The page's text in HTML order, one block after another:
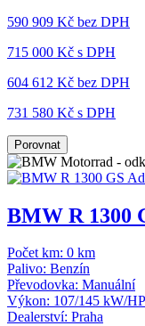
590 909 Kč bez DPH
715 000 Kč s DPH
604 612 Kč bez DPH
731 580 Kč s DPH
Porovnat
BMW R 1300
Počet km: 0 km
Palivo: Benzín
Převodovka: Manuální
Výkon: 107/145 kW/HP
Dealerství: Praha